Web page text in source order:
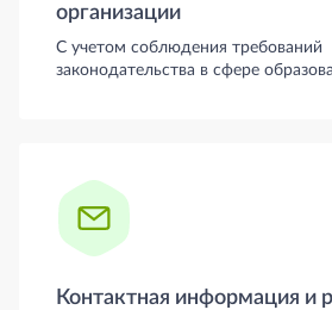
организации
С учетом соблюдения требований
законодательства в сфере
Контактная информация и